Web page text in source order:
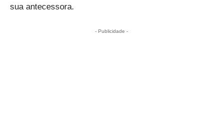
sua antecessora.
- Publicidade -